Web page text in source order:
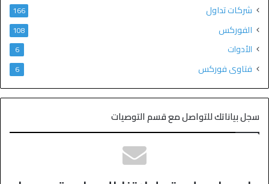
شركات تداول 166
الفوركس 108
الأدوات 6
فتاوى فوركس 6
سجل بياناتك للتواصل مع قسم التوصيات